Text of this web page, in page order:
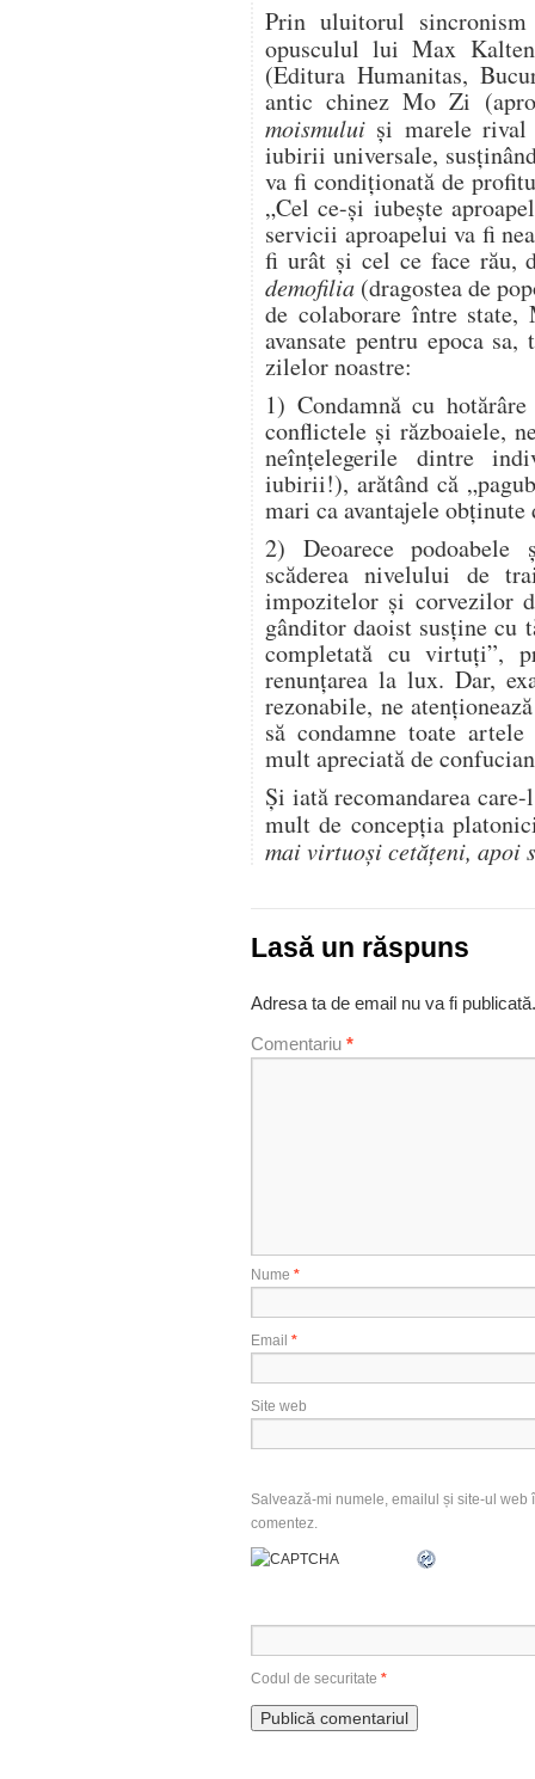
Prin uluitorul
opusculul lui Max
(Editura Humanitas,
antic chinez Mo Zi
moismului și marele rival
iubirii universale,
va fi condiționată de
„Cel ce-și iubește
servicii aproapelui va fi
fi urât și cel ce face rău,
demofilia (dragostea de
de colaborare între
avansate pentru epoca
zilelor noastre:
1) Condamnă cu
conflictele și războaiele,
neînțelegerile dintre
iubirii!), arătând că
mari ca avantajele
2) Deoarece
scăderea nivelului de
impozitelor și corvezilor
gânditor daoist susține cu
completată cu virtuți”,
renunțarea la lux. Dar,
rezonabile, ne
să condamne toate
mult apreciată de
Și iată recomandarea
mult de concepția
mai virtuoși cetățeni, apoi
Lasă un răspuns
Adresa ta de email nu va fi publicată.
Comentariu *
Nume *
Email *
Site web
Salvează-mi numele, emailul și site-ul
comentez.
Codul de securitate *